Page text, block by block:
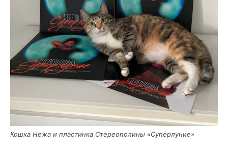
Кош­ка Нежа и пла­стин­ка Сте­рео­по­ли­ны «Супер­лу­ние»